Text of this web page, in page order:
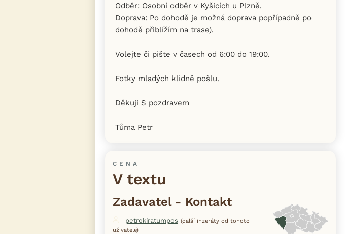
​Odběr: Osobní odběr v Kyšicích u Plzně.
​Doprava: Po dohodě je možná doprava popřípadně po
dohodě přiblížím na trase).
Volejte či pište v časech od 6:00 do 19:00.
Fotky mladých klidně pošlu.
Děkuji S pozdravem
Tůma Petr
CENA
V textu
Zadavatel - Kontakt
petrokiratumpos (další inzeráty od tohoto
uživatele)